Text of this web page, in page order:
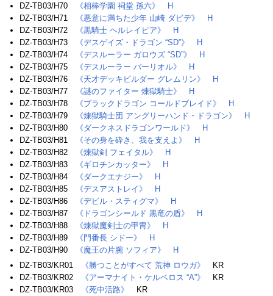
DZ-TB03/H70
《相棒学園 祠堂 孫六》
H
DZ-TB03/H71
《悪意に満ちた少年 山崎 ダビデ》
H
DZ-TB03/H72
《黒騎士 ヘルレイピア》
H
DZ-TB03/H73
《デスゲイズ・ドラゴン “SD”》
H
DZ-TB03/H74
《デスルーラー ガロウズ “SD”》
H
DZ-TB03/H75
《デスルーラー バーリオル》
H
DZ-TB03/H76
《天才デッキビルダー グレムリン》
H
DZ-TB03/H77
《謎のファイター 煉獄騎士》
H
DZ-TB03/H78
《ブラックドラゴン コールドブレイド》
H
DZ-TB03/H79
《煉獄騎士団 アングリーハンド・ドラゴン》
H
DZ-TB03/H80
《ダークネスドラゴンワールド》
H
DZ-TB03/H81
《その身を砕き、我を支えよ》
H
DZ-TB03/H82
《煉獄剣 フェイタル》
H
DZ-TB03/H83
《ギロチンカッター》
H
DZ-TB03/H84
《ダークエナジー》
H
DZ-TB03/H85
《デスアストレイ》
H
DZ-TB03/H86
《デビル・スティグマ》
H
DZ-TB03/H87
《ドラゴンシールド 黒竜の盾》
H
DZ-TB03/H88
《煉獄魔剣士の甲冑》
H
DZ-TB03/H89
《門番長 シドー》
H
DZ-TB03/H90
《魔王の片腕 ソフィア》
H
DZ-TB03/KR01
《勝つことがすべて 荒神 ロウガ》
KR
DZ-TB03/KR02
《アーマナイト・ケルベロス “A”》
KR
DZ-TB03/KR03
《死中活路》
KR